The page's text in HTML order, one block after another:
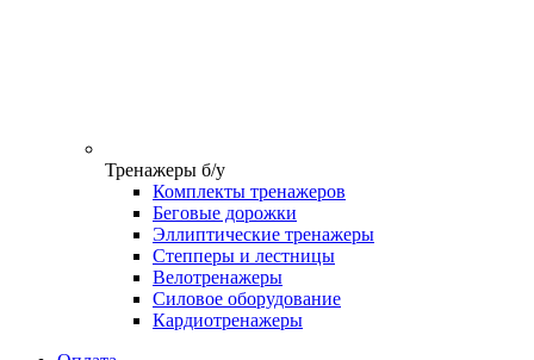
Тренажеры б/у
Комплекты тренажеров
Беговые дорожки
Эллиптические тренажеры
Степперы и лестницы
Велотренажеры
Силовое оборудование
Кардиотренажеры